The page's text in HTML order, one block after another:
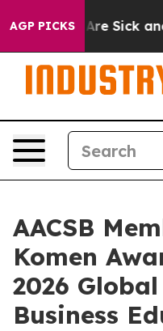
AGP PICKSAre Sick and
AACSB
Komen
2026
Business